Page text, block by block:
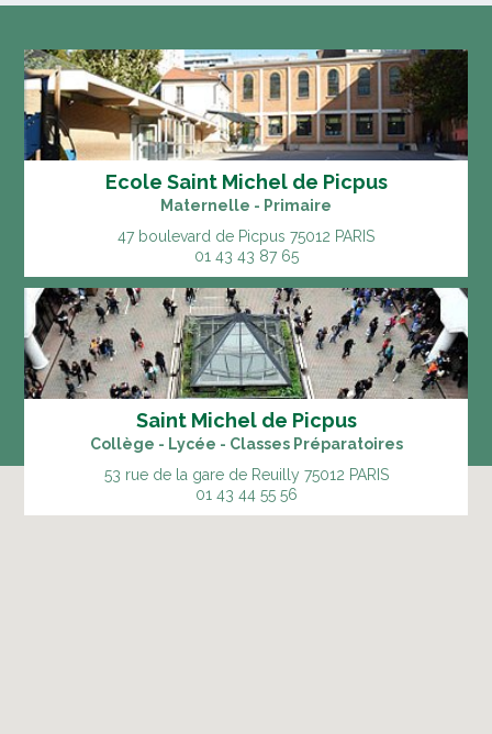
Ecole Saint Michel de Picpus
Maternelle - Primaire
47 boulevard de Picpus 75012 PARIS
01 43 43 87 65
Saint Michel de Picpus
Collège - Lycée - Classes Préparatoires
53 rue de la gare de Reuilly 75012 PARIS
01 43 44 55 56